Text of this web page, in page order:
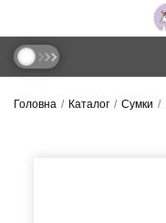
Головна Каталог Сумки